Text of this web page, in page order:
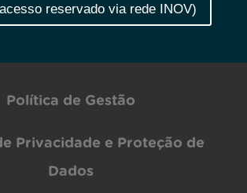
reservado via rede INOV)
Política de Gestão
Privacidade e Proteção de
Dados